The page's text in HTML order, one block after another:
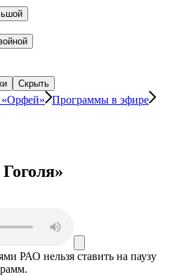
Скрыть
«Орфей»
Программы в эфире
РАО нельзя ставить на паузу